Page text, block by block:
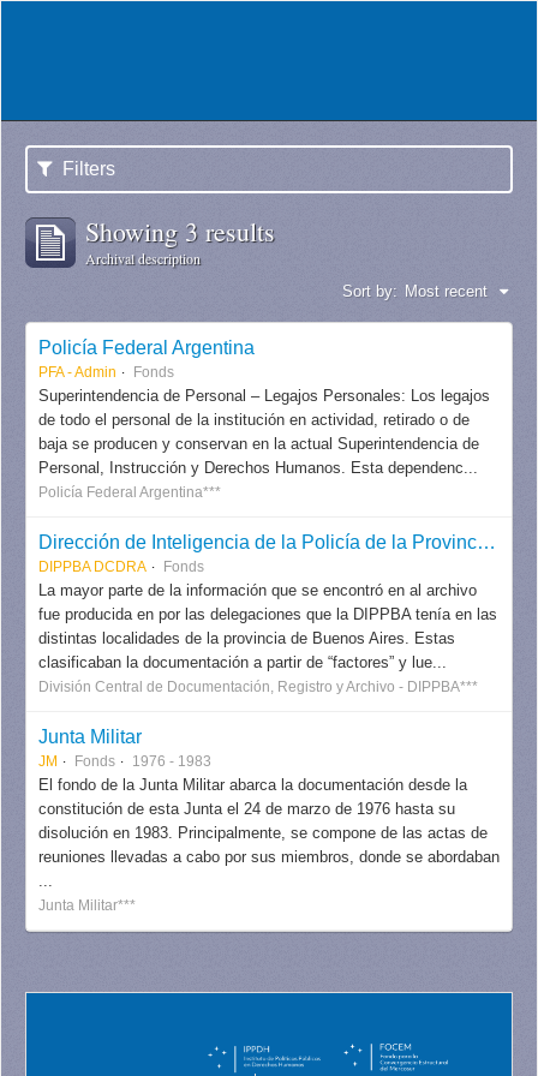
Filters
Showing 3 results
Archival description
Sort by: Most recent
Policía Federal Argentina
PFA - Admin Fonds
Superintendencia de Personal – Legajos Personales: Los legajos
de todo el personal de la institución en actividad, retirado o de
baja se producen y conservan en la actual Superintendencia de
Personal, Instrucción y Derechos Humanos. Esta dependenc...
Policía Federal Argentina***
Dirección de Inteligencia de la Policía de la Provincia de Buenos Aires (DIPPBA), División Central de Documentación, Registro y Archivo
DIPPBA DCDRA Fonds
La mayor parte de la información que se encontró en al archivo
fue producida en por las delegaciones que la DIPPBA tenía en las
distintas localidades de la provincia de Buenos Aires. Estas
clasificaban la documentación a partir de “factores” y lue...
División Central de Documentación, Registro y Archivo - DIPPBA***
Junta Militar
JM Fonds 1976 - 1983
El fondo de la Junta Militar abarca la documentación desde la
constitución de esta Junta el 24 de marzo de 1976 hasta su
disolución en 1983. Principalmente, se compone de las actas de
reuniones llevadas a cabo por sus miembros, donde se abordaban
...
Junta Militar***